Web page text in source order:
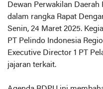
Dewan Perwakilan
dalam rangka Rapat
Senin, 24 Maret 2025.
PT Pelindo Indonesia
Executive Director 1 PT
jajaran terkait.